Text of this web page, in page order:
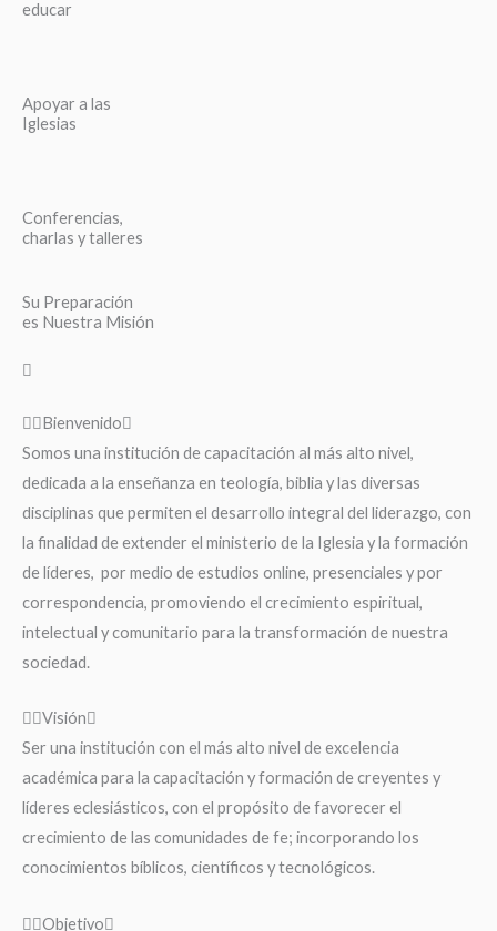
educar
Apoyar a las
Iglesias
Conferencias,
charlas y talleres
Su Preparación
es Nuestra Misión
Bienvenido
Somos una institución de capacitación al más alto nivel,
dedicada a la enseñanza en teología, biblia y las diversas
disciplinas que permiten el desarrollo integral del liderazgo, con
la finalidad de extender el ministerio de la Iglesia y la formación
de líderes, por medio de estudios online, presenciales y por
correspondencia, promoviendo el crecimiento espiritual,
intelectual y comunitario para la transformación de nuestra
sociedad.
Visión
Ser una institución con el más alto nivel de excelencia
académica para la capacitación y formación de creyentes y
líderes eclesiásticos, con el propósito de favorecer el
crecimiento de las comunidades de fe; incorporando los
conocimientos bíblicos, científicos y tecnológicos.
Objetivo